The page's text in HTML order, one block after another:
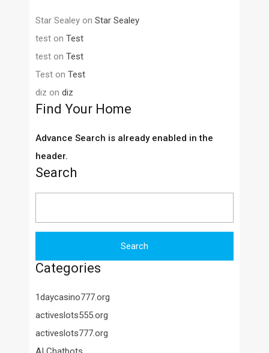
Star Sealey on Star Sealey
test on Test
test on Test
Test on Test
diz on diz
Find Your Home
Advance Search is already enabled in the
header.
Search
Categories
1daycasino777.org
activeslots555.org
activeslots777.org